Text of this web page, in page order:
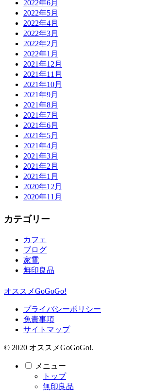
2022年6月
2022年5月
2022年4月
2022年3月
2022年2月
2022年1月
2021年12月
2021年11月
2021年10月
2021年9月
2021年8月
2021年7月
2021年6月
2021年5月
2021年4月
2021年3月
2021年2月
2021年1月
2020年12月
2020年11月
カテゴリー
カフェ
ブログ
家電
無印良品
オススメGoGoGo!
プライバシーポリシー
免責事項
サイトマップ
© 2020 オススメGoGoGo!.
メニュー
トップ
無印良品